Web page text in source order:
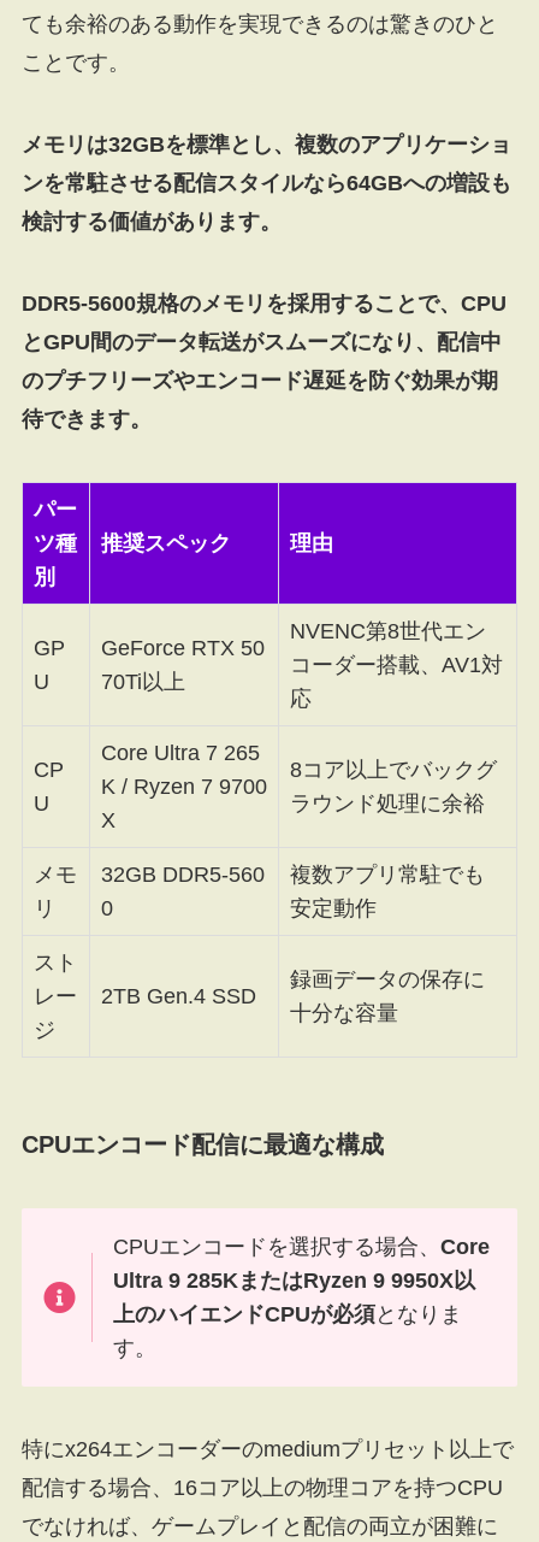
ても余裕のある動作を実現できるのは驚きのひと
ことです。
メモリは32GBを標準とし、複数のアプリケーショ
ンを常駐させる配信スタイルなら64GBへの増設も
検討する価値があります。
DDR5-5600規格のメモリを採用することで、CPU
とGPU間のデータ転送がスムーズになり、配信中
のプチフリーズやエンコード遅延を防ぐ効果が期
待できます。
パー
ツ種
別
推奨スペック 理由
GP
U
GeForce RTX 50
70Ti以上
NVENC第8世代エン
コーダー搭載、AV1対
応
CP
U
Core Ultra 7 265
K / Ryzen 7 9700
X
8コア以上でバックグ
ラウンド処理に余裕
メモ
リ
32GB DDR5-560
0
複数アプリ常駐でも
安定動作
スト
レー
ジ
2TB Gen.4 SSD
録画データの保存に
十分な容量
CPUエンコード配信に最適な構成
CPUエンコードを選択する場合、Core
Ultra 9 285KまたはRyzen 9 9950X以
上のハイエンドCPUが必須となりま
す。
特にx264エンコーダーのmediumプリセット以上で
配信する場合、16コア以上の物理コアを持つCPU
でなければ、ゲームプレイと配信の両立が困難に